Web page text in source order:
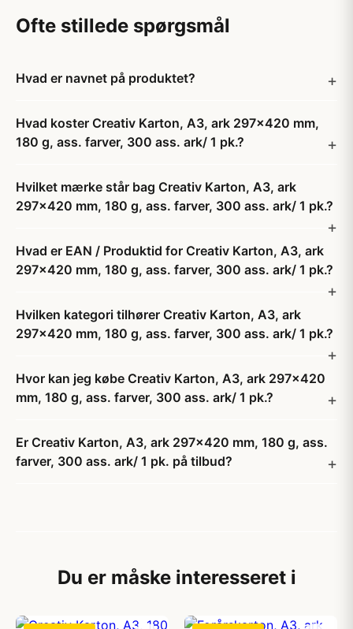
Ofte stillede spørgsmål
Hvad er navnet på produktet?
Hvad koster Creativ Karton, A3, ark 297x420 mm,
180 g, ass. farver, 300 ass. ark/ 1 pk.?
Hvilket mærke står bag Creativ Karton, A3, ark
297x420 mm, 180 g, ass. farver, 300 ass. ark/ 1 pk.?
Hvad er EAN / Produktid for Creativ Karton, A3, ark
297x420 mm, 180 g, ass. farver, 300 ass. ark/ 1 pk.?
Hvilken kategori tilhører Creativ Karton, A3, ark
297x420 mm, 180 g, ass. farver, 300 ass. ark/ 1 pk.?
Hvor kan jeg købe Creativ Karton, A3, ark 297x420
mm, 180 g, ass. farver, 300 ass. ark/ 1 pk.?
Er Creativ Karton, A3, ark 297x420 mm, 180 g, ass.
farver, 300 ass. ark/ 1 pk. på tilbud?
Du er måske interesseret i